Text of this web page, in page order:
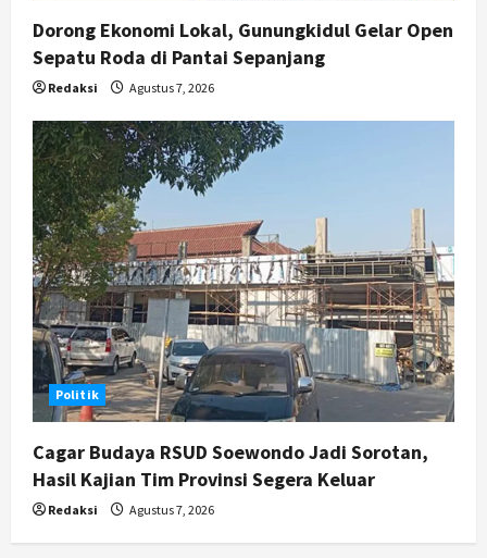
Dorong Ekonomi Lokal, Gunungkidul Gelar Open
Sepatu Roda di Pantai Sepanjang
Redaksi Agustus 7, 2026
Politik
Cagar Budaya RSUD Soewondo Jadi Sorotan,
Hasil Kajian Tim Provinsi Segera Keluar
Redaksi Agustus 7, 2026